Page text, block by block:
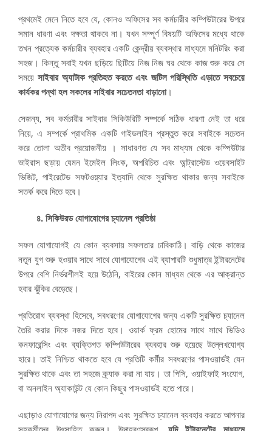
প্রথমেই মেনে নিতে হবে যে, কোনও অফিসের সব কর্মচারীর কম্পিউটারের উপরে
সমান ধারণা এবং দক্ষতা থাকবে না। যখন সম্পূর্ণ বিষয়টি অফিসের মধ্যে থাকে
তখন প্রত্যেক কর্মচারীর ব্যবহার একটি কেন্দ্রীয় ব্যবস্থার মাধ্যমে মনিটরিং করা
সহজ। কিন্তু সবাই যখন ছড়িয়ে ছিটিয়ে নিজ নিজ ঘর থেকে কাজ শুরু করে সে
সময়ে সাইবার অ্যাটাক প্রতিহত করতে এবং জটিল পরিস্থিতি এড়াতে সবচেয়ে
কার্যকর পন্থা হল সকলের সাইবার সচেতনতা বাড়ানো।
সেজন্য, সব কর্মচারীর সাইবার সিকিউরিটি সম্পর্কে সঠিক ধারণা নেই তা ধরে
নিয়ে, এ সম্পর্কে প্রাথমিক একটি গাইডলাইন প্রস্তুত করে সবাইকে সচেতন
করে তোলা অতীব প্রয়োজনীয় । সাধারণত যে সব মাধ্যম থেকে কম্পিউটার
ভাইরাস ছড়ায় যেমন ইমেইল লিংক, অপরিচিত এবং আন্ট্রাস্টেড ওয়েবসাইট
ভিজিট, পাইরেটেড সফটওয়্যার ইত্যাদি থেকে সুরক্ষিত থাকার জন্য সবাইকে
সতর্ক করে দিতে হবে।
৪. সিকিউরড যোগাযোগের চ্যানেল প্রতিষ্ঠা
সফল যোগাযোগই যে কোন ব্যবসায় সফলতার চাবিকাঠি। বাড়ি থেকে কাজের
নতুন যুগ শুরু হওয়ার সাথে সাথে যোগাযোগের এই ব্যাপারটি শুধুমাত্র ইন্টারনেটের
উপরে বেশি নির্ভরশীলই হয়ে উঠেনি, বাইরের কোন মাধ্যম থেকে এর আক্রান্ত
হবার ঝুঁকির বেড়েছে।
প্রতিরোধ ব্যবস্থা হিসেবে, সবধরণের যোগাযোগের জন্য একটি সুরক্ষিত চ্যানেল
তৈরি করার দিকে নজর দিতে হবে। ওয়ার্ক ফ্রম হোমের সাথে সাথে ভিডিও
কনফারেন্সিং এবং ব্যক্তিগত কম্পিউটারের ব্যবহার শুরু হয়েছে উল্লেখযোগ্য
হারে। তাই নিশ্চিত থাকতে হবে যে প্রতিটি কর্মীর সবধরণের পাসওয়ার্ডই যেন
সুরক্ষিত থাকে এবং তা সহজে ক্র্যাক করা না যায়। তা পিসি, ওয়াইফাই সংযোগ,
বা অনলাইন অ্যাকাউন্ট যে কোন কিছুর পাসওয়ার্ডই হতে পারে।
এছাড়াও যোগাযোগের জন্য নিরাপদ এবং সুরক্ষিত চ্যানেল ব্যবহার করতে আপনার